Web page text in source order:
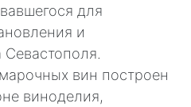
для
и
Севастополя.
вин построен
виноделия,